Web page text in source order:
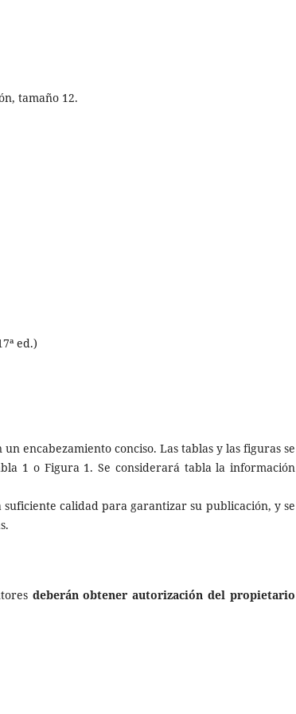
tamaño 12.
ed.)
encabezamiento conciso. Las tablas y las figuras se
1 o Figura 1. Se considerará tabla la información
calidad para garantizar su publicación, y se
deberán obtener autorización del propietario